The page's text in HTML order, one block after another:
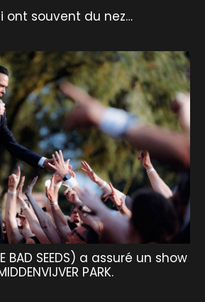
ont souvent du nez…
BAD SEEDS) a assuré un show
PARK.